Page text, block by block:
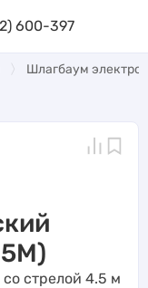
600-397
Шлагбаум
стрелой 4.5 м